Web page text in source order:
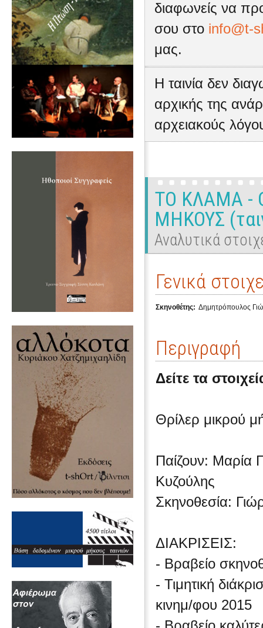
διαφωνείς να
σου στο info@t-
μας.
Η ταινία δεν
αρχικής της
αρχειακούς
ΤΟ ΚΛΑΜΑ -
ΜΗΚΟΥΣ
Αναλυτικά
Γενικά
Σκηνοθέτης: Δημητρόπουλος
Περιγραφή
Δείτε τα
Θρίλερ μικρού
Παίζουν: Μαρία
Κυζούλης
Σκηνοθεσία:
ΔΙΑΚΡΙΣΕΙΣ:
- Βραβείο
- Τιμητική
κινημ/φου 2015